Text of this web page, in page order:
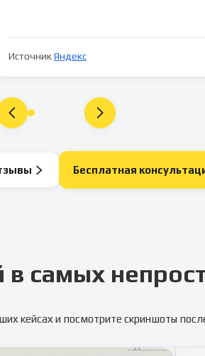
Источник Яндекс
Бесплатная
самых
кейсах и посмотрите скриншоты